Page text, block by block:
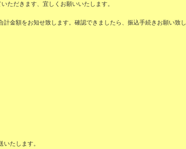
ただきます、宜しくお願いいたします。
金額をお知せ致します。確認できましたら、振込手続きお願い致し
たします。